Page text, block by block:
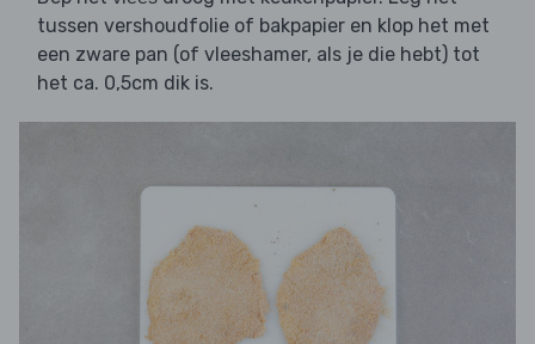
tussen vershoudfolie of bakpapier en klop het met
een zware pan (of vleeshamer, als je die hebt) tot
het ca. 0,5cm dik is.